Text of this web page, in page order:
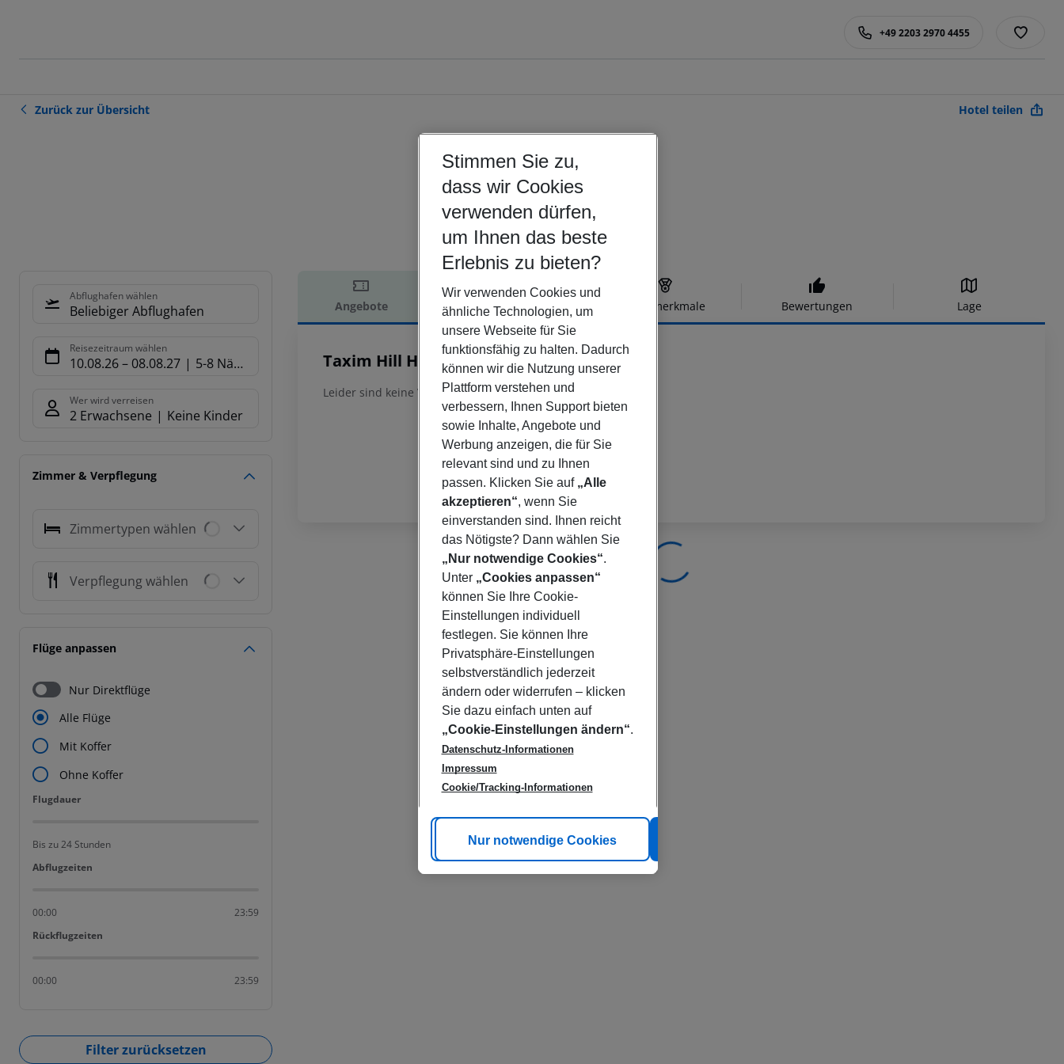
+49 2203 2970 4455
Zurück zur Übersicht Hotel teilen
Türkei | Istanbul (Provinz) | Istanbul
Taxim Hill Hotel
Abflughafen wählen
Beliebiger Abflughafen
Reisezeitraum wählen
10.08.26– 08.08.27 5-8 Nächte
Wer wird verreisen
2 Erwachsene Keine Kinder
Zimmer & Verpflegung
Zimmertypen wählen
Verpflegung wählen
Flüge anpassen
Nur Direktflüge
Alle Flüge
Mit Koffer
Ohne Koffer
Flugdauer
Flugdauer
Bis zu 24 Stunden
Abflugzeiten
Abflugzeiten
00:00 23:59
Rückflugzeiten
Rückflugzeiten
00:00 23:59
Filter zurücksetzen
Angebote Hotelbeschreibung Hotelmerkmale Bewertungen Lage
Hotelbeschreibung
Taxim Hill Hotel
Leider sind keine Veranstalterinfomationen verfügbar.
Stimmen Sie zu,
dass wir Cookies
verwenden dürfen,
um Ihnen das beste
Erlebnis zu bieten?
Wir verwenden Cookies und
ähnliche Technologien, um
unsere Webseite für Sie
funktionsfähig zu halten. Dadurch
können wir die Nutzung unserer
Plattform verstehen und
verbessern, Ihnen Support bieten
sowie Inhalte, Angebote und
Werbung anzeigen, die für Sie
relevant sind und zu Ihnen
passen. Klicken Sie auf „Alle
akzeptieren“, wenn Sie
einverstanden sind. Ihnen reicht
das Nötigste? Dann wählen Sie
„Nur notwendige Cookies“.
Unter „Cookies anpassen“
können Sie Ihre Cookie-
Einstellungen individuell
festlegen. Sie können Ihre
Privatsphäre-Einstellungen
selbstverständlich jederzeit
ändern oder widerrufen – klicken
Sie dazu einfach unten auf
„Cookie-Einstellungen ändern“.
Datenschutz-Informationen
Impressum
Cookie/Tracking-Informationen
Cookie anpassen
Nur notwendige Cookies